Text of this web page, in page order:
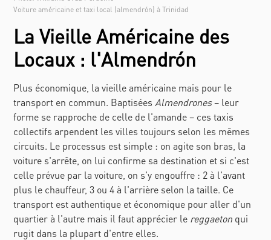
Voiture américaine et taxi local (almendrón) à Trinidad
La Vieille Américaine des
Locaux : l'Almendrón
Plus économique, la vieille américaine mais pour le
transport en commun. Baptisées Almendrones– leur
forme se rapproche de celle de l'amande – ces taxis
collectifs arpendent les villes toujours selon les mêmes
circuits. Le processus est simple : on agite son bras, la
voiture s'arrête, on lui confirme sa destination et si c'est
celle prévue par la voiture, on s'y engouffre : 2 à l'avant
plus le chauffeur, 3 ou 4 à l'arrière selon la taille. Ce
transport est authentique et économique pour aller d'un
quartier à l'autre mais il faut apprécier le reggaeton qui
rugit dans la plupart d'entre elles.